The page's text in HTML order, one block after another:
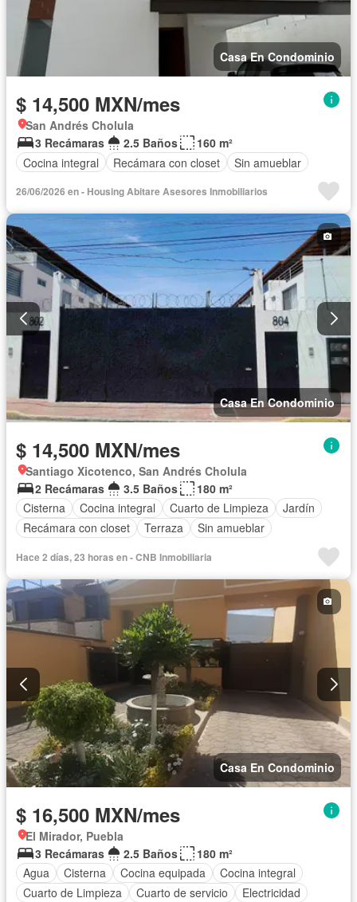
Casa En Condominio
$ 14,500 MXN/mes
San Andrés Cholula
3 Recámaras
2.5 Baños
160 m²
Cocina integral
Recámara con closet Sin amueblar
26/06/2026 en - Housing Abitare Asesores Inmobiliarios
Casa En Condominio
$ 14,500 MXN/mes
Santiago Xicotenco, San Andrés Cholula
2 Recámaras
3.5 Baños
180 m²
Cisterna
Cocina integral Cuarto de Limpieza
Jardín
Recámara con closet
Terraza Sin amueblar
Hace 2 días, 23 horas en - CNB Inmobiliaria
Casa En Condominio
$ 16,500 MXN/mes
El Mirador, Puebla
3 Recámaras
2.5 Baños
180 m²
Agua
Cisterna Cocina equipada
Cocina integral
Cuarto de Limpieza
Cuarto de servicio
Electricidad